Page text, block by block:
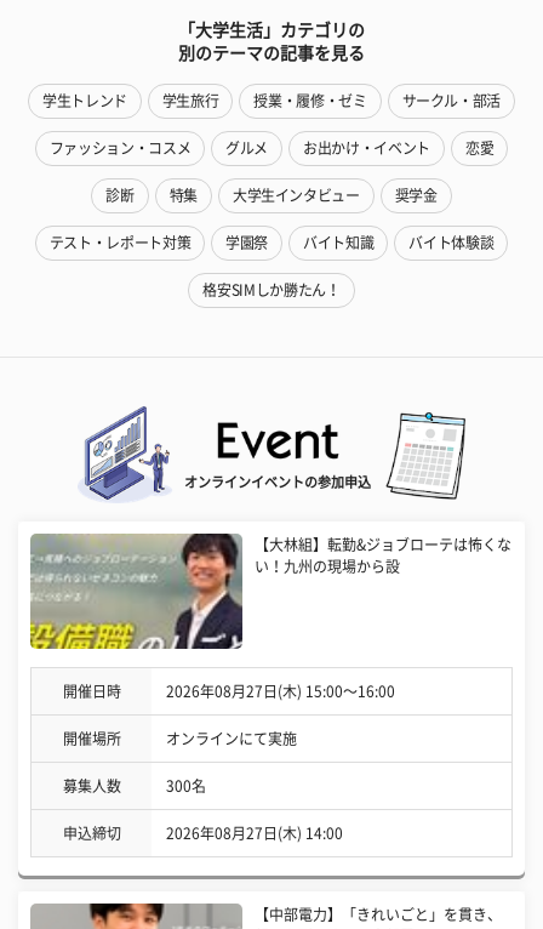
「大学生活」カテゴリの
別のテーマの記事を見る
学生トレンド 学生旅行 授業・履修・ゼミ サークル・部活
ファッション・コスメ グルメ お出かけ・イベント 恋愛
診断 特集 大学生インタビュー 奨学金
テスト・レポート対策 学園祭 バイト知識 バイト体験談
格安SIMしか勝たん！
オンラインイベントの参加申込
【大林組】転勤&ジョブローテは怖くな
い！九州の現場から設
開催日時 2026年08月27日(木) 15:00〜16:00
開催場所 オンラインにて実施
募集人数 300名
申込締切 2026年08月27日(木) 14:00
【中部電力】「きれいごと」を貫き、